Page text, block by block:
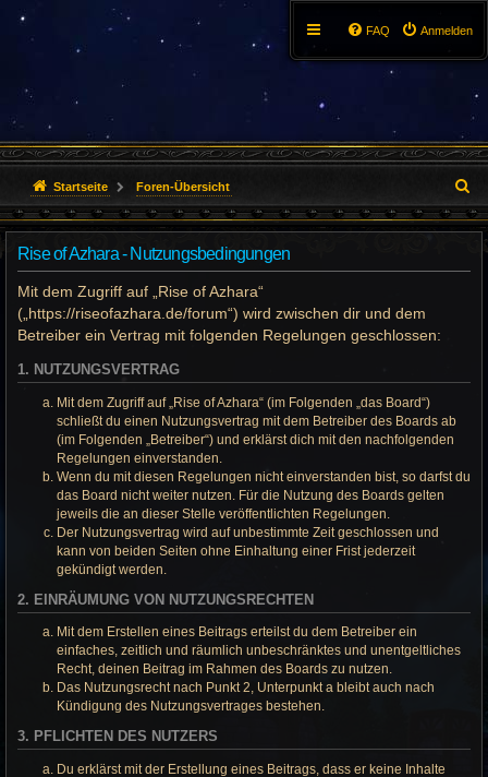
Anmelden
FAQ
Startseite Foren-Übersicht
u
Rise of Azhara - Nutzungsbedingungen
Mit dem Zugriff auf „Rise of Azhara“
(„https://riseofazhara.de/forum“) wird zwischen dir und dem
Betreiber ein Vertrag mit folgenden Regelungen geschlossen:
1. NUTZUNGSVERTRAG
Mit dem Zugriff auf „Rise of Azhara“ (im Folgenden „das Board“)
schließt du einen Nutzungsvertrag mit dem Betreiber des Boards ab
(im Folgenden „Betreiber“) und erklärst dich mit den nachfolgenden
Regelungen einverstanden.
Wenn du mit diesen Regelungen nicht einverstanden bist, so darfst du
das Board nicht weiter nutzen. Für die Nutzung des Boards gelten
jeweils die an dieser Stelle veröffentlichten Regelungen.
Der Nutzungsvertrag wird auf unbestimmte Zeit geschlossen und
kann von beiden Seiten ohne Einhaltung einer Frist jederzeit
gekündigt werden.
2. EINRÄUMUNG VON NUTZUNGSRECHTEN
Mit dem Erstellen eines Beitrags erteilst du dem Betreiber ein
einfaches, zeitlich und räumlich unbeschränktes und unentgeltliches
Recht, deinen Beitrag im Rahmen des Boards zu nutzen.
Das Nutzungsrecht nach Punkt 2, Unterpunkt a bleibt auch nach
Kündigung des Nutzungsvertrages bestehen.
3. PFLICHTEN DES NUTZERS
Du erklärst mit der Erstellung eines Beitrags, dass er keine Inhalte